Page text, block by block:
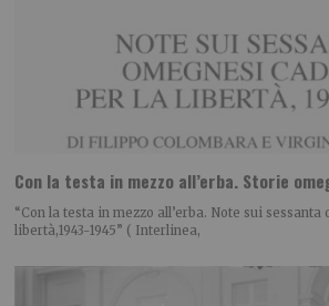
Con la testa in mezzo all’erba. Storie
“Con la testa in mezzo all’erba. Note sui
libertà,1943-1945” ( Interlinea,